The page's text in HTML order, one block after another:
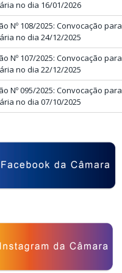
no dia 16/01/2026
Nº 108/2025: Convocação para
no dia 24/12/2025
Nº 107/2025: Convocação para
no dia 22/12/2025
Nº 095/2025: Convocação para
no dia 07/10/2025